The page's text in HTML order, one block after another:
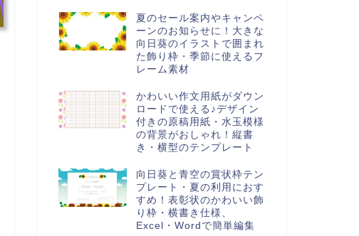
夏のセール案内やキャンペ
ーンのお知らせに！大きな
向日葵のイラストで囲まれ
た飾り枠・季節に使えるフ
レーム素材
かわいい作文用紙がダウン
ロードで使える♪デザイン
付きの原稿用紙・水玉模様
の背景がおしゃれ！縦書
き・横型のテンプレート
向日葵と青空の賞状枠テン
プレート・夏の利用におす
すめ！表彰状のかわいい飾
り枠・横書き仕様、
Excel・Wordで簡単編集